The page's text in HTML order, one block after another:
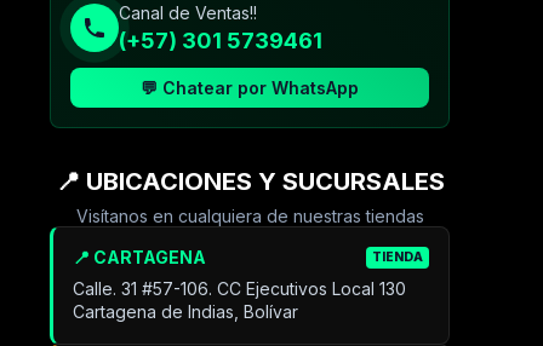
Canal de Ventas!!
(+57) 301 5739461
💬 Chatear por WhatsApp
📍 UBICACIONES Y SUCURSALES
Visítanos en cualquiera de nuestras tiendas
📍 CARTAGENA TIENDA
Calle. 31 #57-106. CC Ejecutivos Local 130
Cartagena de Indias, Bolívar